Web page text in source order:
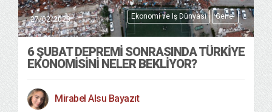
Ekonomi ve Iş Dünyası Genel
27/02/2023
6 ŞUBAT DEPREMI SONRASINDA TÜRKIYE
EKONOMISINI NELER BEKLIYOR?
Mirabel Alsu Bayazıt